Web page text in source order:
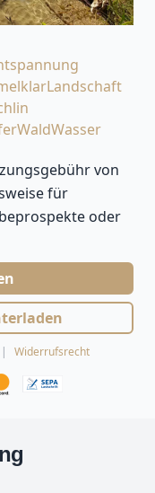
klarLandschaft
WaldWasser
von
für
oder
Widerrufsrecht